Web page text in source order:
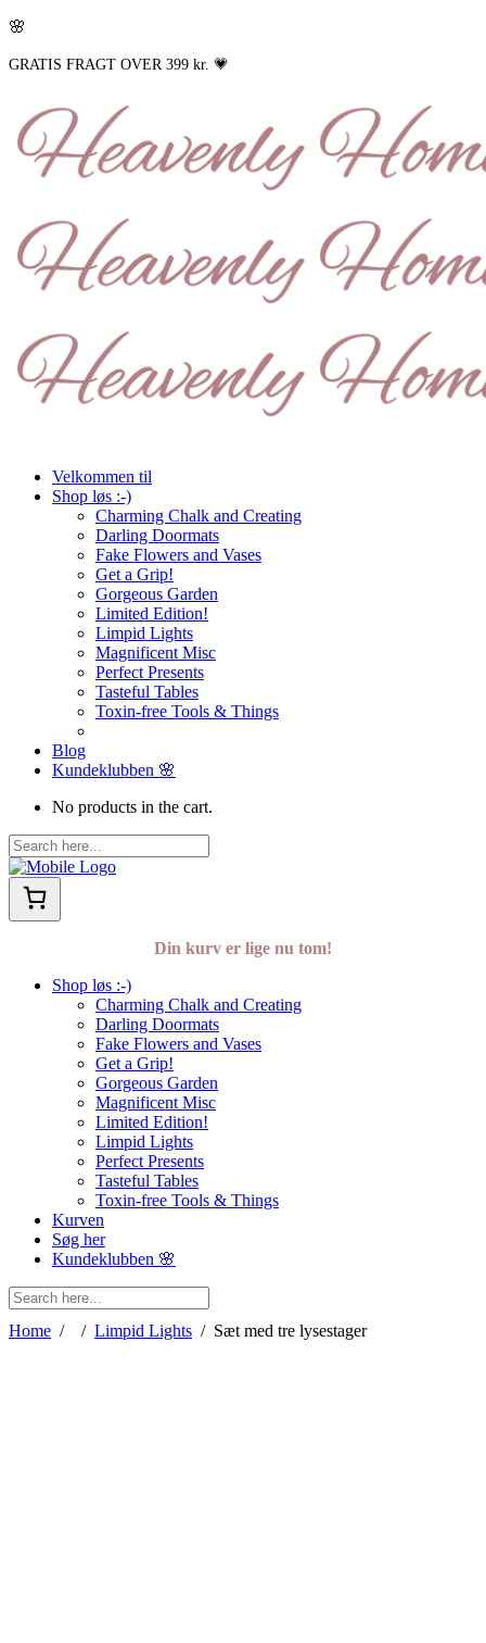
🌸
GRATIS FRAGT OVER 399 kr. 💗
Velkommen til
Shop løs :-)
Charming Chalk and Creating
Darling Doormats
Fake Flowers and Vases
Get a Grip!
Gorgeous Garden
Limited Edition!
Limpid Lights
Magnificent Misc
Perfect Presents
Tasteful Tables
Toxin-free Tools & Things
Blog
Kundeklubben 🌸
No products in the cart.
Din kurv er lige nu tom!
Shop løs :-)
Charming Chalk and Creating
Darling Doormats
Fake Flowers and Vases
Get a Grip!
Gorgeous Garden
Magnificent Misc
Limited Edition!
Limpid Lights
Perfect Presents
Tasteful Tables
Toxin-free Tools & Things
Kurven
Søg her
Kundeklubben 🌸
Home / / Limpid Lights / Sæt med tre lysestager